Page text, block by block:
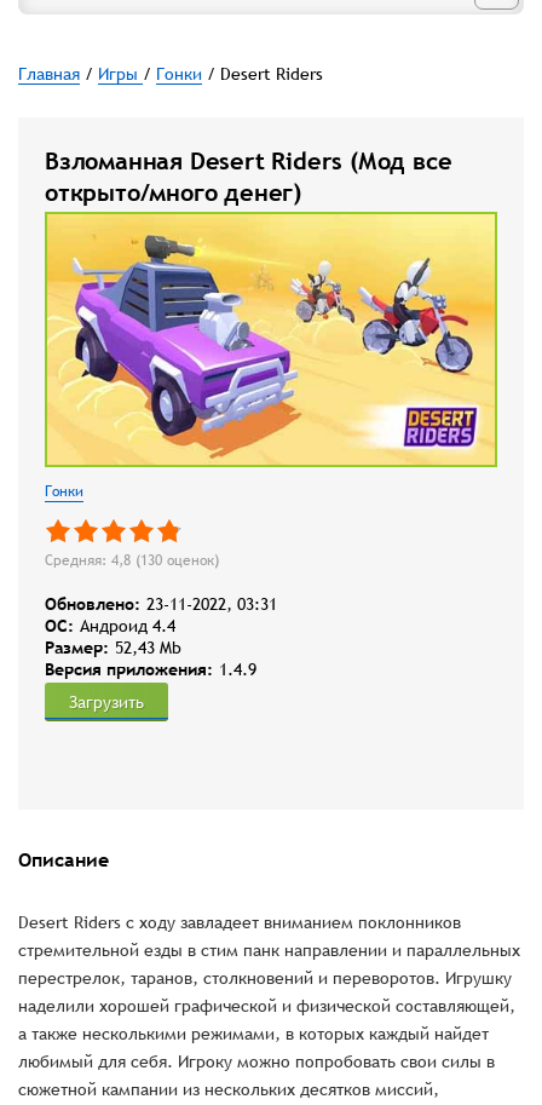
Главная / Игры / Гонки / Desert Riders
Взломанная Desert Riders (Мод все
открыто/много денег)
Гонки
Средняя: 4,8 (130 оценок)
Обновлено: 23-11-2022, 03:31
OC: Андроид 4.4
Размер: 52,43 Mb
Версия приложения: 1.4.9
Загрузить
Описание
Desert Riders с ходу завладеет вниманием поклонников
стремительной езды в стим панк направлении и параллельных
перестрелок, таранов, столкновений и переворотов. Игрушку
наделили хорошей графической и физической составляющей,
а также несколькими режимами, в которых каждый найдет
любимый для себя. Игроку можно попробовать свои силы в
сюжетной кампании из нескольких десятков миссий,